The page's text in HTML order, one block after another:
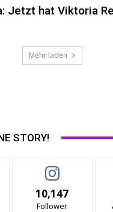
Jetzt hat Viktoria
Mehr laden
STORY!
10,147
Follower